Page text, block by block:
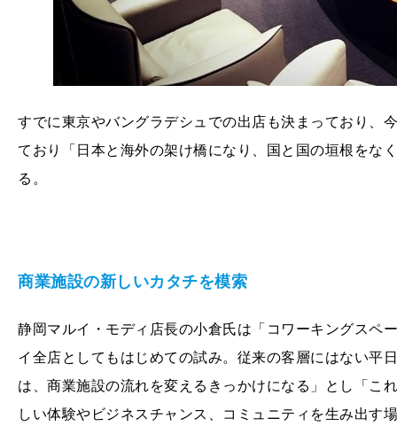
すでに東京やバングラデシュでの出店も決まっており、
ており「日本と海外の架け橋になり、国と国の垣根をな
る。
商業施設の新しいカタチを模索
静岡マルイ・モディ店長の小倉氏は「コワーキングスペ
イ全店としてもはじめての試み。従来の客層にはない平
は、商業施設の流れを変えるきっかけになる」とし「こ
しい体験やビジネスチャンス、コミュニティを生み出す